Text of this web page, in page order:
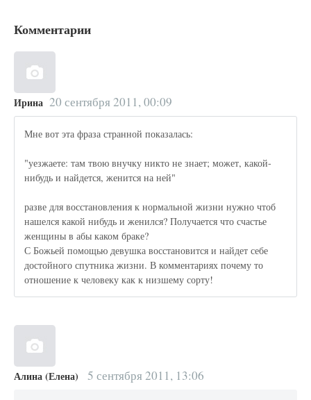
Комментарии
Ирина 20 сентября 2011, 00:09
Мне вот эта фраза странной показалась:
"уезжаете: там твою внучку никто не знает; может, какой-
нибудь и найдется, женится на ней"
разве для восстановления к нормальной жизни нужно чтоб
нашелся какой нибудь и женился? Получается что счастье
женщины в абы каком браке?
С Божьей помощью девушка восстановится и найдет себе
достойного спутника жизни. В комментариях почему то
отношение к человеку как к низшему сорту!
Алина (Елена) 5 сентября 2011, 13:06